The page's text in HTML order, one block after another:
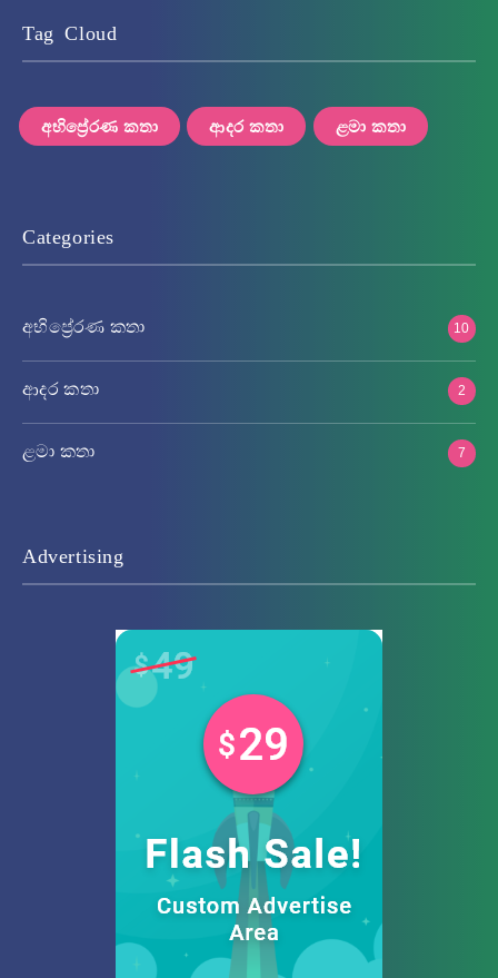
Tag Cloud
අභිප්‍රේරණ කතා ආදර කතා ළමා කතා
Categories
අභිප්‍රේරණ කතා 10
ආදර කතා 2
ළමා කතා 7
Advertising